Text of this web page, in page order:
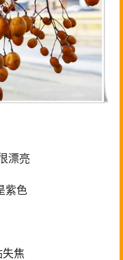
漂亮
紫色
失焦